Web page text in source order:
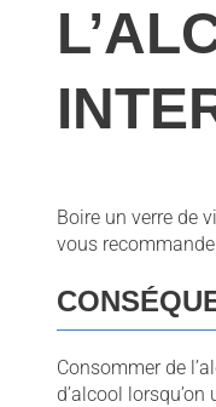
Boire un verre de
vous
Consommer de
d’alcool